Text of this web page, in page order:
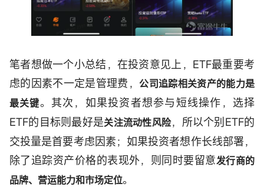
笔者想做一个小总结，在投资意见上，ETF最重要考
虑的因素不一定是管理费，公司追踪相关资产的能力是
最关键。其次，如果投资者想参与短线操作，选择
ETF的目标则最好是关注流动性风险，所以个别ETF的
交投量是首要考虑因素；如果投资者想作长线部署，
除了追踪资产价格的表现外，则同时要留意发行商的
品牌、营运能力和市场定位。